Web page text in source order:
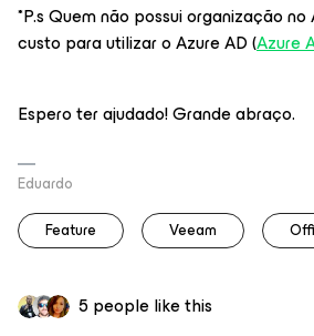
*P.s Quem não possui organização
custo para utilizar o Azure AD (Azure
Espero ter ajudado! Grande abraço.
Eduardo
Feature
Veeam
5 people like this